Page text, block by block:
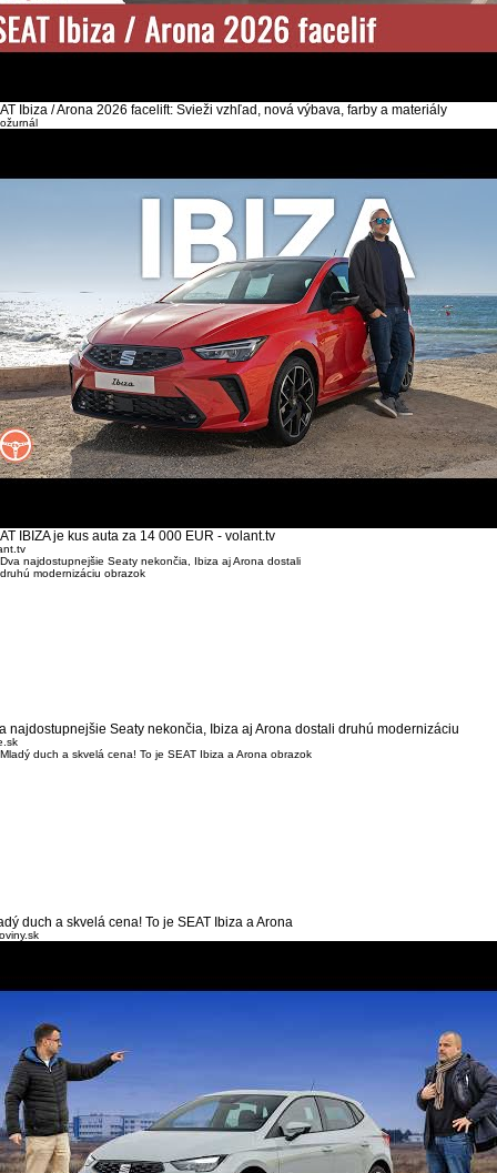
Ibiza / Arona 2026 facelift: Svieži vzhľad, nová výbava, farby a materiály
IBIZA je kus auta za 14 000 EUR - volant.tv
najdostupnejšie Seaty nekončia, Ibiza aj Arona dostali druhú modernizáciu
duch a skvelá cena! To je SEAT Ibiza a Arona